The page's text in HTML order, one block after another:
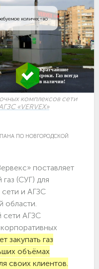
количество
Кратчайшие
сроки. Газ всегда
в наличии!
комплексов сети
«VERVEX»
ПО НОВГОРОДСКОЙ
поставляет
(СУГ) для
и АГЗС
области.
сети АГЗС
закупать газ
объёмах
своих клиентов.